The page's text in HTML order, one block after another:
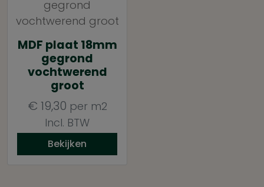
MDF plaat 18mm
gegrond
vochtwerend
groot
€ 19,30 per m2
Incl. BTW
Bekijken